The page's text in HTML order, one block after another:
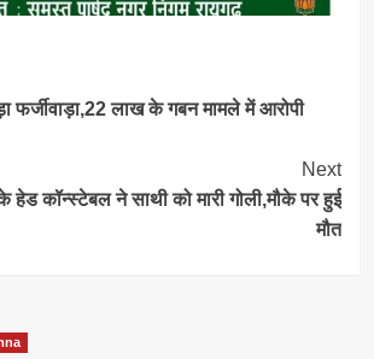
फर्जीवाड़ा,22 लाख के गबन मामले में आरोपी
Next
कॉन्स्टेबल ने साथी को मारी गोली,मौके पर हुई
मौत